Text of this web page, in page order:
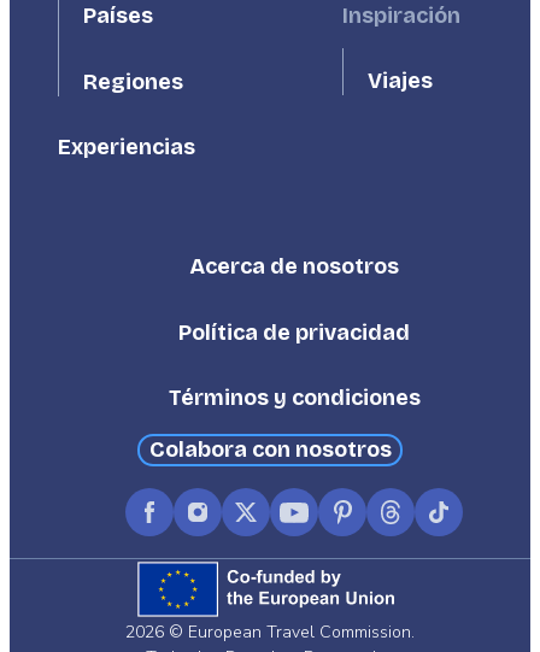
Países
Regiones
Experiencias
Inspiración
Viajes
Footer
Acerca de nosotros
Política de privacidad
Términos y condiciones
Colabora con nosotros
FacebookInstagram
X
(formerly
Twitter)
YouTubePinterest
ThreadsTikTok
2026 © European Travel Commission.